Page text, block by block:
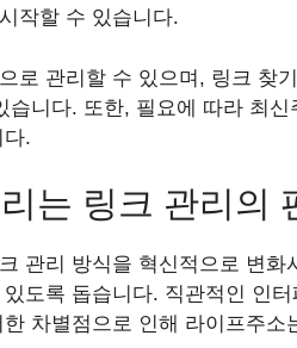
작할 수 있습니다.
로 관리할 수 있으며, 링크 찾
니다. 또한, 필요에 따라 최
.
는 링크 관리의
관리 방식을 혁신적으로 변화
도록 돕습니다. 직관적인 인
차별점으로 인해 라이프주소